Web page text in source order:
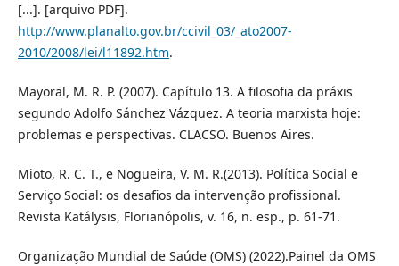
[...]. [arquivo PDF].
http://www.planalto.gov.br/ccivil_03/_ato2007-
2010/2008/lei/l11892.htm.
Mayoral, M. R. P. (2007). Capítulo 13. A filosofia da práxis
segundo Adolfo Sánchez Vázquez. A teoria marxista hoje:
problemas e perspectivas. CLACSO. Buenos Aires.
Mioto, R. C. T., e Nogueira, V. M. R.(2013). Política Social e
Serviço Social: os desafios da intervenção profissional.
Revista Katálysis, Florianópolis, v. 16, n. esp., p. 61-71.
Organização Mundial de Saúde (OMS) (2022).Painel da OMS